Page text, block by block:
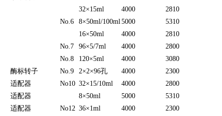
32×15ml
4000
2810
No.6
8×50ml/100ml 5000
5310
16×50ml
4000
2810
No.7
96×5/7ml 4000
2800
No.8
120×5ml 4000
3080
酶标转子
No.9 2×2×96孔 4000
2300
适配器
No10 32×15/10ml 4000
2800
适配器
8×50ml 5000
5310
适配器
No12 36×1ml 4000
2300